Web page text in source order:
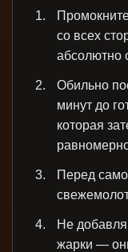
со всех
абсолютно
Обильно
минут до
которая
Перед
Не
жарки —